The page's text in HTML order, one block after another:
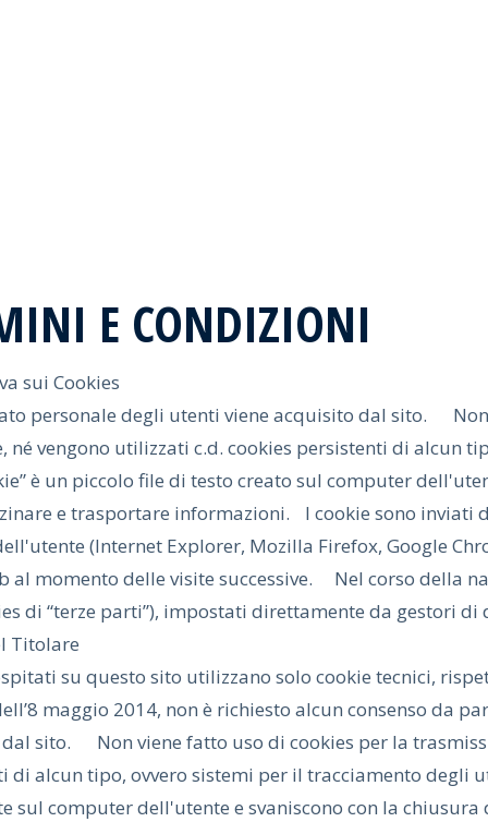
E CONDIZIONI
sui Cookies
personale degli utenti viene acquisito dal sito.
né vengono utilizzati c.d. cookies persistenti di alcun
è un piccolo file di testo creato sul computer
e trasportare informazioni. I cookie sono inviati
(Internet Explorer, Mozilla Firefox, Google
al momento delle visite successive. Nel corso della
di “terze parti”), impostati direttamente da gestori
Titolare
su questo sito utilizzano solo cookie tecnici,
maggio 2014, non è richiesto alcun consenso
sito. Non viene fatto uso di cookies per la
di alcun tipo, ovvero sistemi per il tracciamento degli
sul computer dell'utente e svaniscono con la